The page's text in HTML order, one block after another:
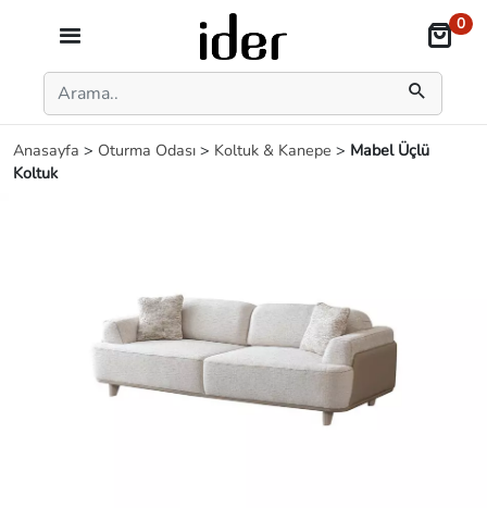
0
Anasayfa > Oturma Odası > Koltuk & Kanepe > Mabel Üçlü
Koltuk